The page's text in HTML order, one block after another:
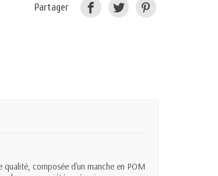
Partager
composée d'un manche en POM